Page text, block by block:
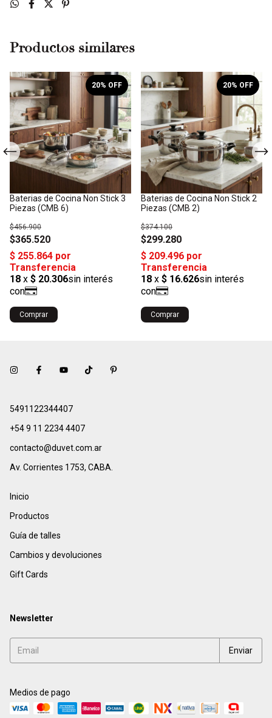
Productos similares
Baterias de Cocina Non Stick 3
Piezas (CMB 6)
$365.520
$456.900
20% OFF
Baterias de Cocina Non Stick 2
Piezas (CMB 2)
$299.280
$374.100
20% OFF
5491122344407
+54 9 11 2234 4407
contacto@duvet.com.ar
Av. Corrientes 1753, CABA.
Inicio
Productos
Guía de talles
Cambios y devoluciones
Gift Cards
Newsletter
Medios de pago